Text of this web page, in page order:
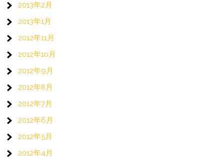
2013年2月
2013年1月
2012年11月
2012年10月
2012年9月
2012年8月
2012年7月
2012年6月
2012年5月
2012年4月